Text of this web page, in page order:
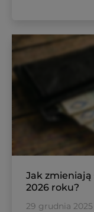
Jak zmieniają
2026 roku?
29 grudnia 2025